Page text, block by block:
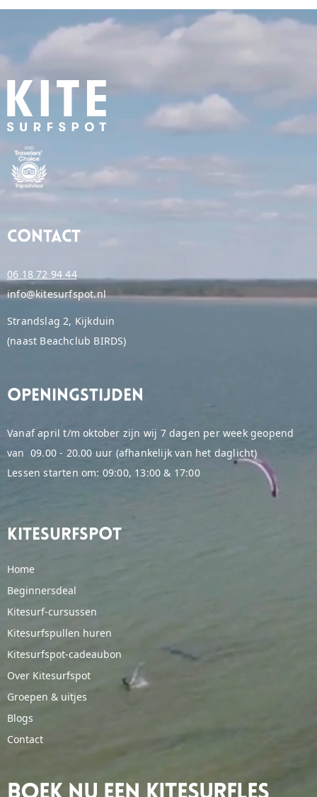
Contact
06 18 72 94 44
info@kitesurfspot.nl
Strandslag 2, Kijkduin
(naast Beachclub BIRDS)
Openingstijden
Vanaf april t/m oktober zijn wij 7 dagen per week geopend
van 09.00 - 20.00 uur (afhankelijk van het daglicht)
Lessen starten om: 09:00, 13:00 & 17:00
Kitesurfspot
Home
Beginnersdeal
Kitesurf-cursussen
Kitesurfspullen huren
Kitesurfspot-cadeaubon
Over Kitesurfspot
Groepen & uitjes
Blogs
Contact